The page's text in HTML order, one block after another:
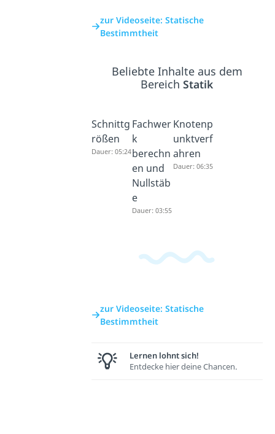
zur Videoseite: Statische
Bestimmtheit
Beliebte Inhalte aus dem
BereichStatik
Schnittg
rößen
Dauer: 05:24
Fachwer
k
berechn
en und
Nullstäb
e
Dauer: 03:55
Knotenp
unktverf
ahren
Dauer: 06:35
zur Videoseite: Statische
Bestimmtheit
Lernen lohnt sich!
Entdecke hier deine Chancen.